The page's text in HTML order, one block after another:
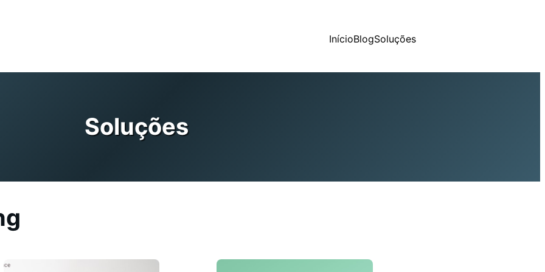
InícioBlogSoluções
Soluções